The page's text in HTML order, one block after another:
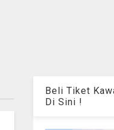
Beli Tiket
Di Sini !